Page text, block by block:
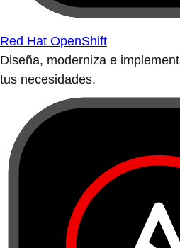
Red Hat OpenShift
Diseña, moderniza e
tus necesidades.